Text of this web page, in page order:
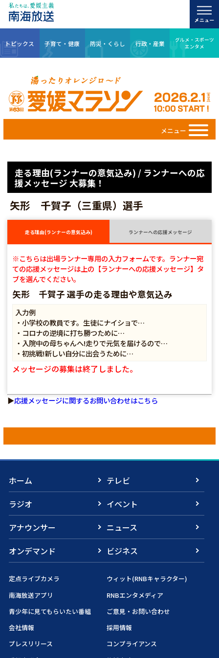
トピックス 子育て・健康 防災・くらし 行政・産業
グルメ・スポーツ
エンタメ
メニュー
走る理由(ランナーの意気込み) / ランナーへの応
援メッセージ 大募集！
矢形 千賀子（三重県）選手
走る理由(ランナーの意気込み) ランナーへの応援メッセージ
※こちらは出場ランナー専用の入力フォームです。ランナー宛
ての応援メッセージは上の【ランナーへの応援メッセージ】タ
ブを選んでください。
矢形 千賀子 選手の走る理由や意気込み
入力例
・小学校の教員です。生徒にナイショで…
・コロナの逆境に打ち勝つために…
・入院中の母ちゃんへ!走りで元気を届けるので…
・初挑戦!新しい自分に出会うために…
メッセージの募集は終了しました。
▶応援メッセージに関するお問い合わせはこちら
ホーム
テレビ
ラジオ
イベント
アナウンサー
ニュース
オンデマンド
ビジネス
定点ライブカメラ
ウィット(RNBキャラクター)
南海放送アプリ
RNBエンタメディア
青少年に見てもらいたい番組
ご意見・お問い合わせ
会社情報
採用情報
プレスリリース
コンプライアンス